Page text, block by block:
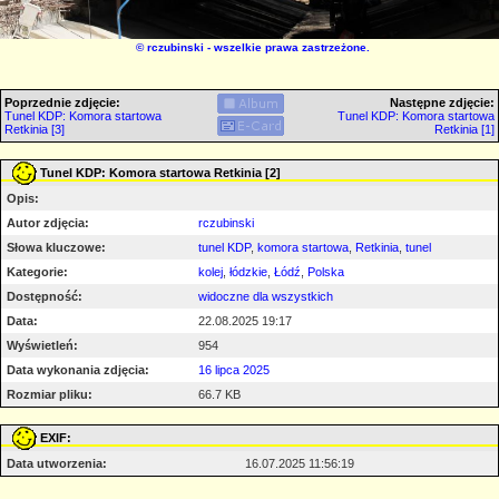
©rczubinski - wszelkie prawa zastrzeżone.
Poprzednie zdjęcie:
Tunel KDP: Komora startowa
Retkinia [3]
Następne zdjęcie:
Tunel KDP: Komora startowa
Retkinia [1]
Tunel KDP: Komora startowa Retkinia [2]
Opis:
Autor zdjęcia:
rczubinski
Słowa kluczowe:
tunel KDP, komora startowa Retkinia tunel
Kategorie:
kolej łódzkie Łódź Polska
Dostępność:
widoczne dla wszystkich
Data:
22.08.2025 19:17
Wyświetleń:
954
Data wykonania zdjęcia:
16 lipca 2025
Rozmiar pliku:
66.7 KB
EXIF:
Data utworzenia:
16.07.2025 11:56:19